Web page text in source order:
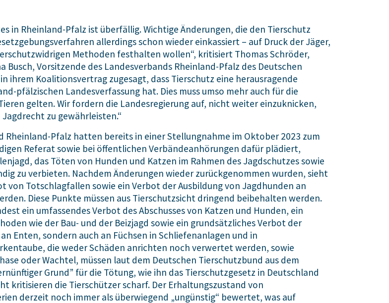
in Rheinland-Pfalz ist überfällig. Wichtige Änderungen, die den Tierschutz
allerdings schon wieder einkassiert – auf Druck der Jäger,
Methoden festhalten wollen“, kritisiert Thomas Schröder,
Busch, Vorsitzende des Landesverbands Rheinland-Pfalz des Deutschen
ihrem Koalitionsvertrag zugesagt, dass Tierschutz eine herausragende
pfälzischen Landesverfassung hat. Dies muss umso mehr auch für die
gelten. Wir fordern die Landesregierung auf, nicht weiter einzuknicken,
zu gewährleisten.“
Rheinland-Pfalz hatten bereits in einer Stellungnahme im Oktober 2023 zum
Referat sowie bei öffentlichen Verbändeanhörungen dafür plädiert,
das Töten von Hunden und Katzen im Rahmen des Jagdschutzes sowie
zu verbieten. Nachdem Änderungen wieder zurückgenommen wurden, sieht
Totschlagfallen sowie ein Verbot der Ausbildung von Jagdhunden an
Diese Punkte müssen aus Tierschutzsicht dringend beibehalten werden.
ein umfassendes Verbot des Abschusses von Katzen und Hunden, ein
wie der Bau- und der Beizjagd sowie ein grundsätzliches Verbot der
Enten, sondern auch an Füchsen in Schliefenanlagen und in
die weder Schäden anrichten noch verwertet werden, sowie
oder Wachtel, müssen laut dem Deutschen Tierschutzbund aus dem
Grund” für die Tötung, wie ihn das Tierschutzgesetz in Deutschland
kritisieren die Tierschützer scharf. Der Erhaltungszustand von
derzeit noch immer als überwiegend „ungünstig“ bewertet, was auf